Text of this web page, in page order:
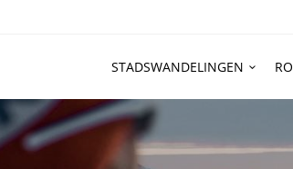
STADSWANDELINGEN